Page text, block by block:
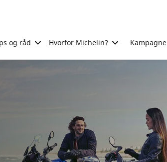
og råd Hvorfor Michelin? Kampagne